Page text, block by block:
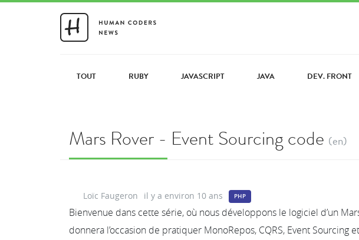
TOUT RUBY JAVASCRIPT JAVA DEV. FRONT
Mars Rover - Event Sourcing code (en)
Loïc Faugeron il y a environ 10 ans PHP
Bienvenue dans cette série, où nous développons le logiciel d’un
donnera l’occasion de pratiquer MonoRepos, CQRS, Event Sourcing